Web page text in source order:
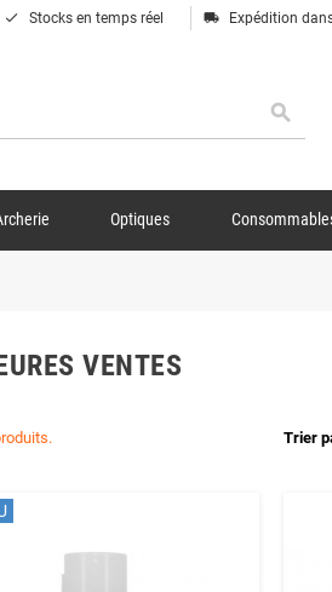
done Stocks en temps réel local_shipping Expédition
search
Optiques
VENTES
Trier